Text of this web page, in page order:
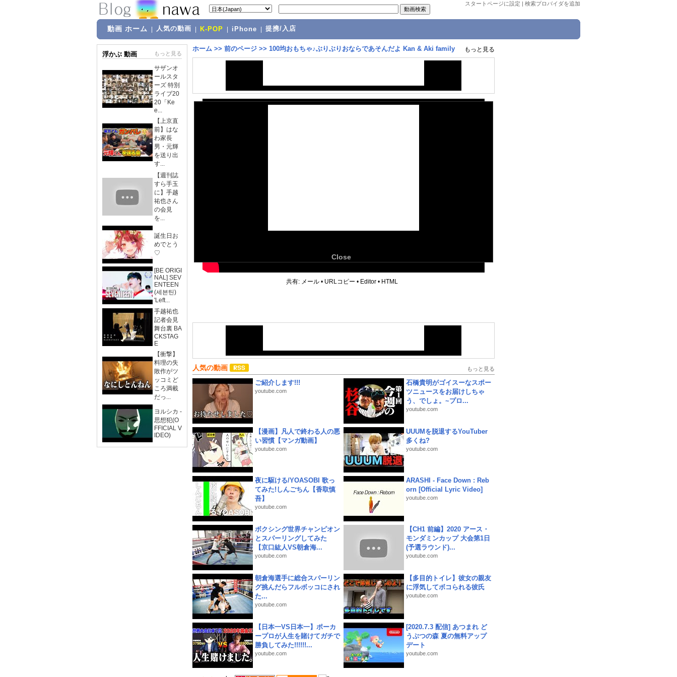
スタートページに設定 | 検索プロバイダを追加
動画 ホーム 人気の動画 K-POP iPhone 提携/入店
浮かぶ 動画 もっと見る
サザンオ
ールスタ
ーズ 特別
ライブ20
20「Ke
e...
【上京直
前】はな
わ家長
男・元輝
を送り出
す...
【週刊誌
すら手玉
に】手越
祐也さん
の会見
を...
誕生日お
めでとう
♡
[BE ORIGI
NAL] SEV
ENTEEN
(세븐틴)
'Left...
手越祐也
記者会見
舞台裏 BA
CKSTAG
E
【衝撃】
料理の失
敗作がツ
ッコミど
ころ満載
だっ...
ヨルシカ -
思想犯(O
FFICIAL V
IDEO)
ホーム >> 前のページ >> 100均おもちゃ♪ぶりぶりおならであそんだよ Kan & Aki family もっと見る
Close
共有: メール • URLコピー • Editor • HTML
人気の動画 もっと見る
ご紹介します!!!
youtube.com
石橋貴明がゴイスーなスポー
ツニュースをお届けしちゃ
う、でしょ。~プロ...
youtube.com
【漫画】凡人で終わる人の悪
い習慣【マンガ動画】
youtube.com
UUUMを脱退するYouTuber
多くね?
youtube.com
夜に駆ける/YOASOBI 歌っ
てみた!しんごちん【香取慎
吾】
youtube.com
ARASHI - Face Down : Reb
orn [Official Lyric Video]
youtube.com
ボクシング世界チャンピオン
とスパーリングしてみた
【京口紘人VS朝倉海...
youtube.com
【CH1 前編】2020 アース・
モンダミンカップ 大会第1日
(予選ラウンド)...
youtube.com
朝倉海選手に総合スパーリン
グ挑んだらフルボッコにされ
た...
youtube.com
【多目的トイレ】彼女の親友
に浮気してボコられる彼氏
youtube.com
【日本一VS日本一】ポーカ
ープロが人生を賭けてガチで
勝負してみた!!!!!!...
youtube.com
[2020.7.3 配信] あつまれ ど
うぶつの森 夏の無料アップ
デート
youtube.com